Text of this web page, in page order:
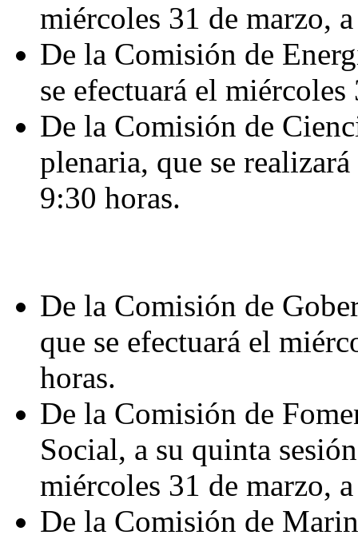
miércoles 31 de marzo,
De la Comisión de
se efectuará el
De la Comisión de
plenaria, que se
9:30 horas.
De la Comisión de
que se efectuará el
horas.
De la Comisión de
Social, a su quinta
miércoles 31 de marzo,
De la Comisión de